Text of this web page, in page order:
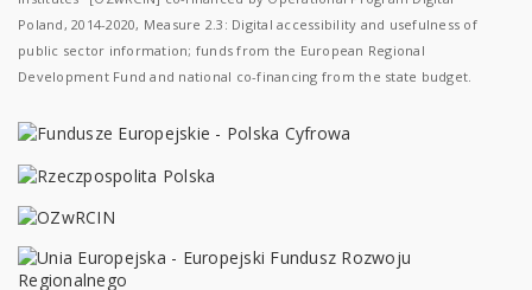
Poland, 2014-2020, Measure 2.3: Digital accessibility and usefulness of
public sector information; funds from the European Regional
Development Fund and national co-financing from the state budget.